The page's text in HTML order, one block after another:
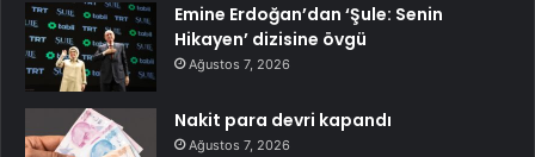
Emine Erdoğan’dan ‘Şule: Senin
Hikayen’ dizisine övgü
Ağustos 7, 2026
Nakit para devri kapandı
Ağustos 7, 2026